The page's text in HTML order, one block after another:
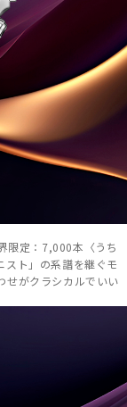
限定：7,000本〈うち
ト」の系譜を継ぐモ
せがクラシカルでいい